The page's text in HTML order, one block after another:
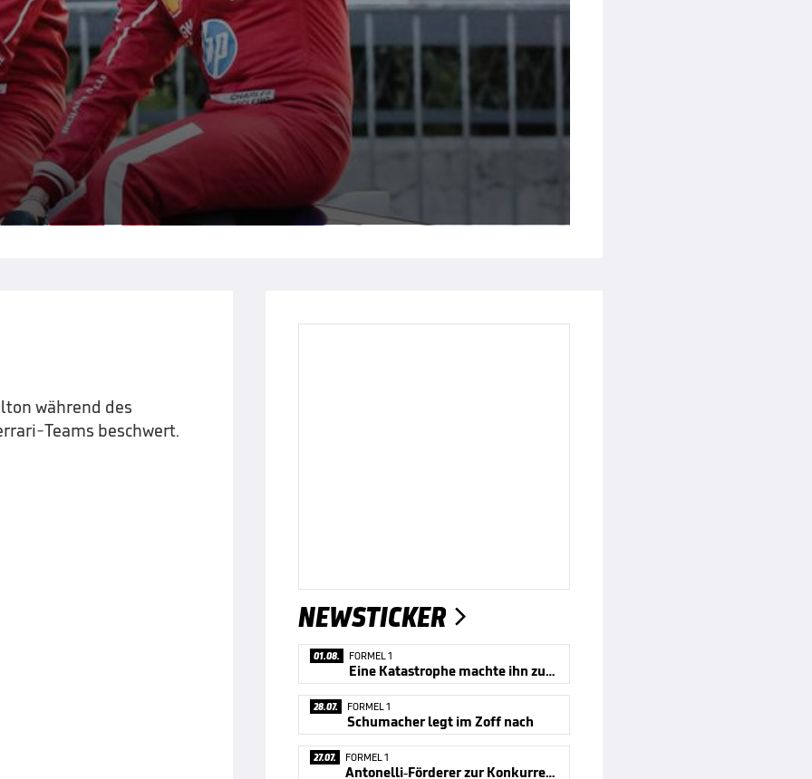
während des
Teams beschwert.
NEWSTICKER 
01.08. FORMEL 1
Eine Katastrophe machte ihn zum Mythos
28.07. FORMEL 1
Schumacher legt im Zoff nach
27.07. FORMEL 1
Antonelli-Förderer zur Konkurrenz